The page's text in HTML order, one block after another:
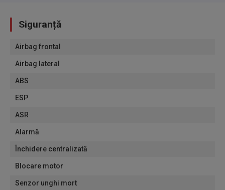
Siguranță
Airbag frontal
Airbag lateral
ABS
ESP
ASR
Alarmă
Închidere centralizată
Blocare motor
Senzor unghi mort